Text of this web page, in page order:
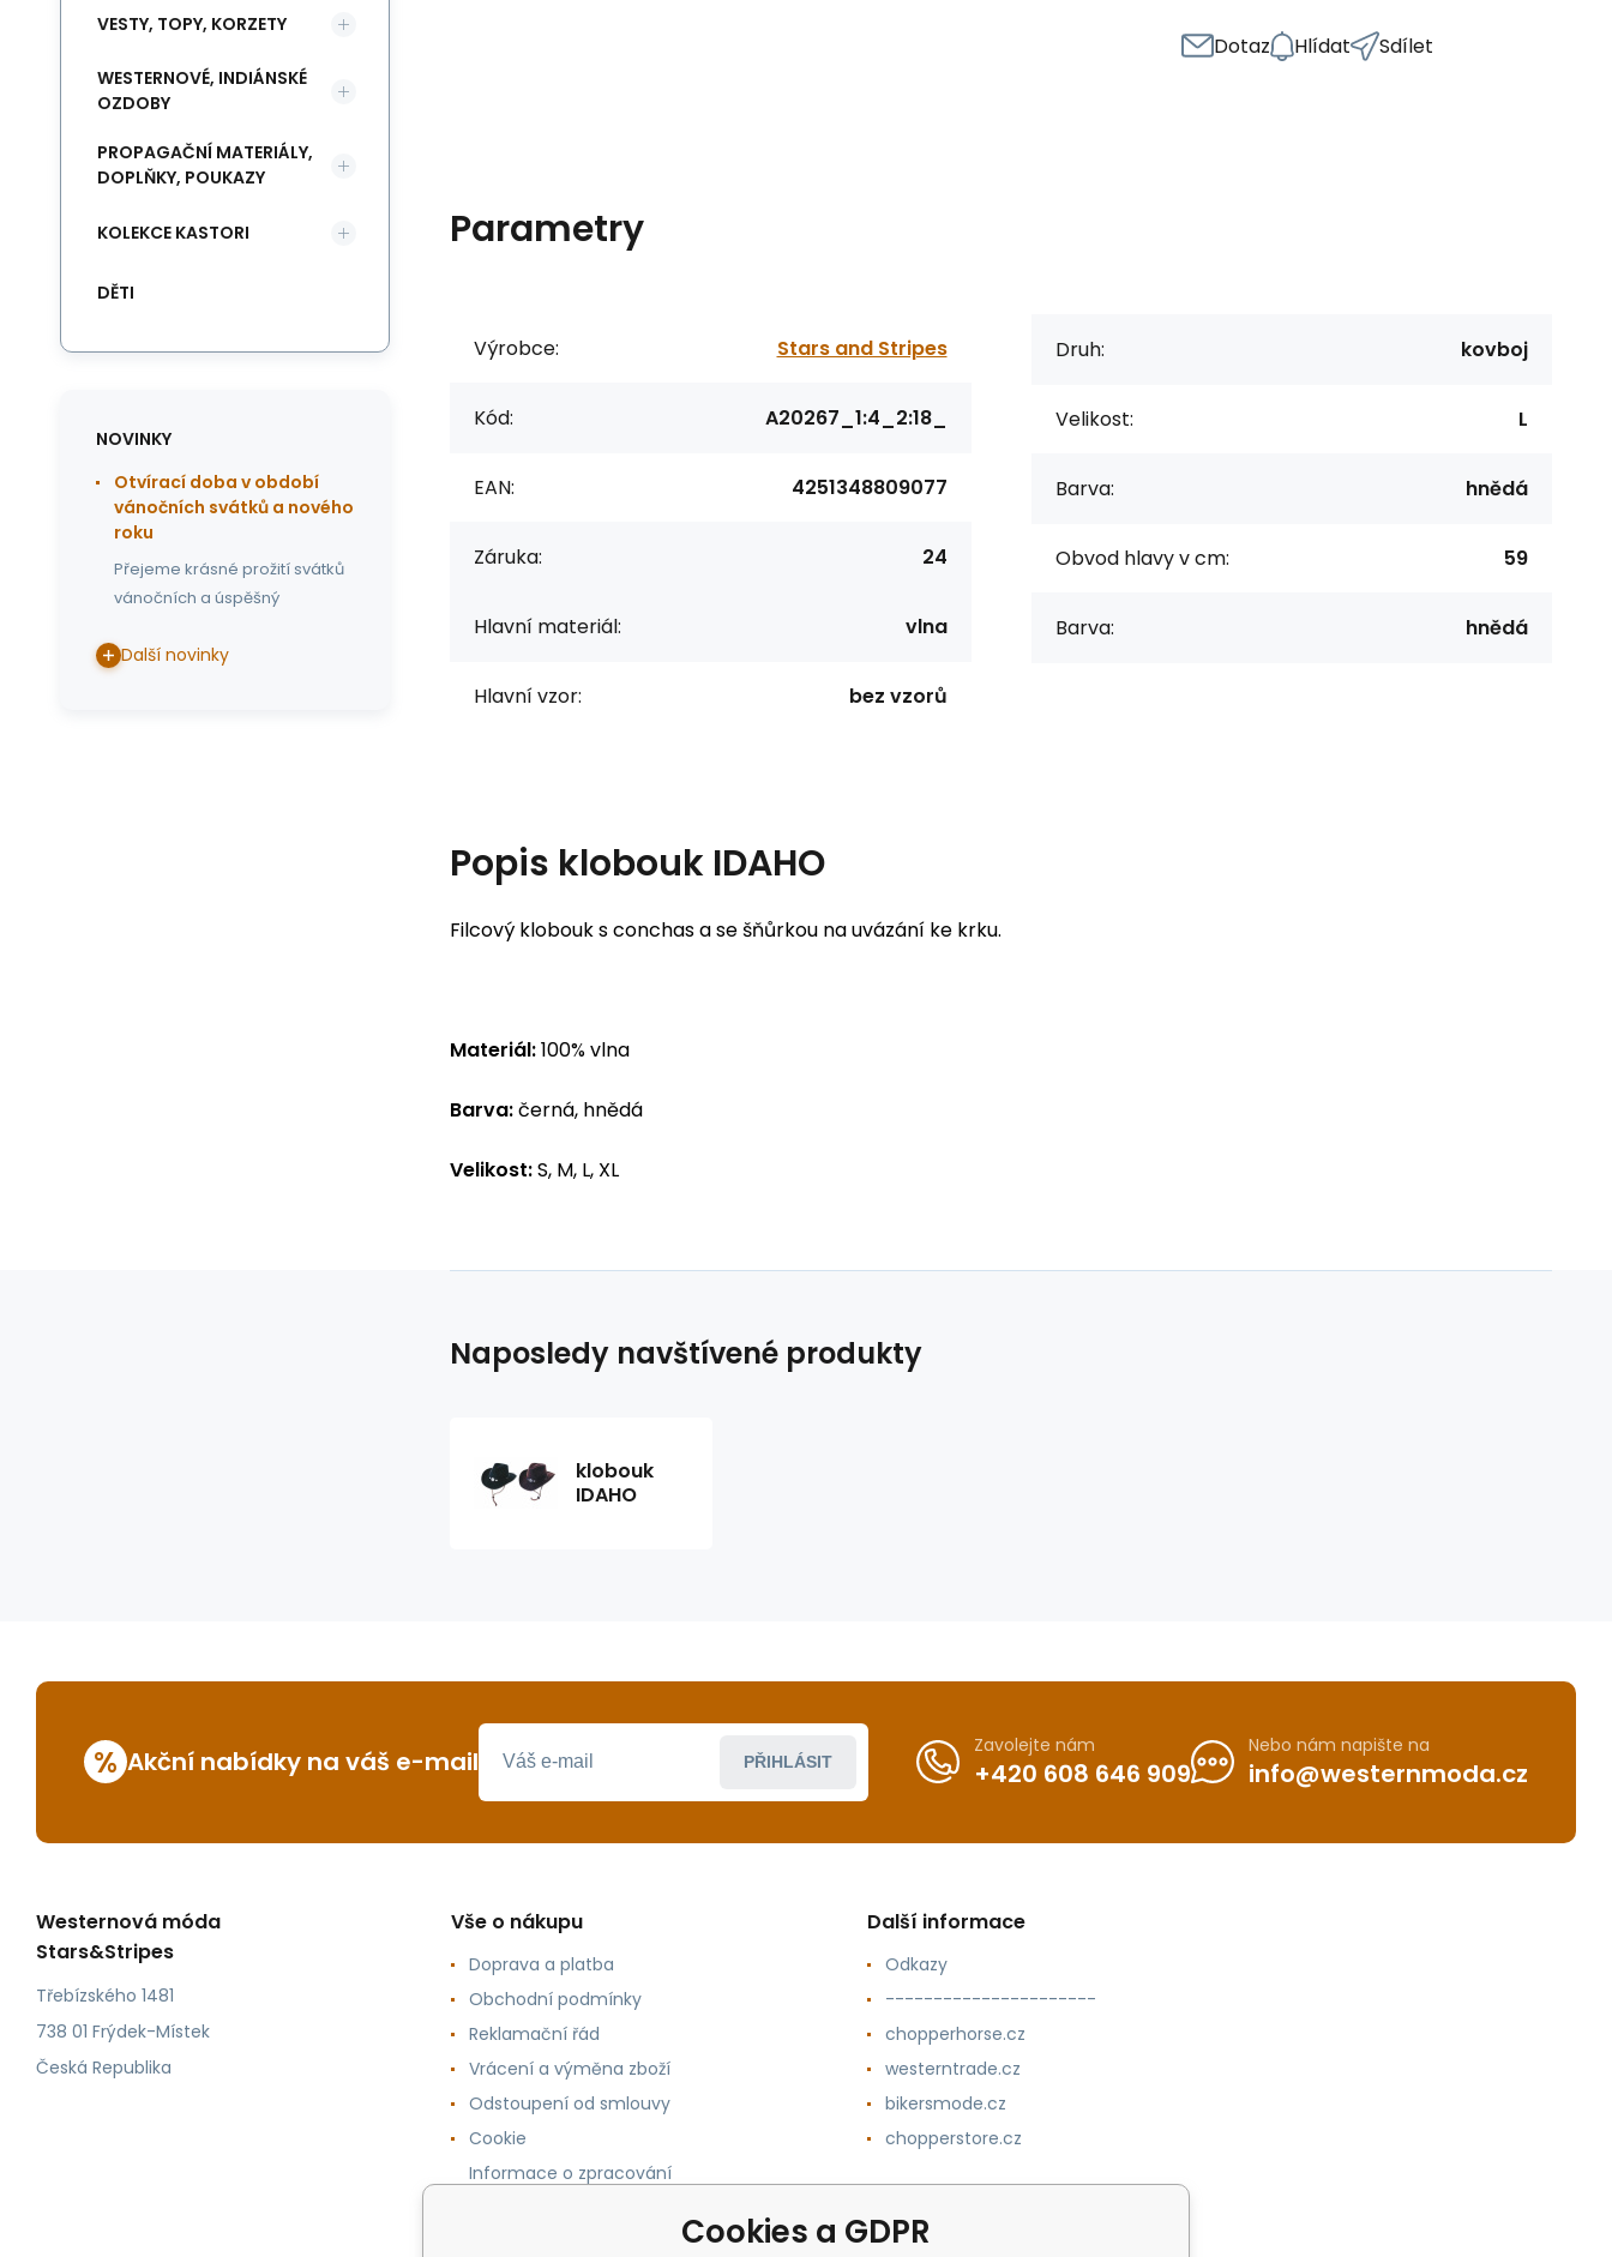
Dotaz Hlídat Sdílet
Parametry
Výrobce: Stars and Stripes
Kód: A20267_1:4_2:18_
EAN: 4251348809077
Záruka: 24
Hlavní materiál: vlna
Hlavní vzor: bez vzorů
Druh: kovboj
Velikost: L
Barva: hnědá
Obvod hlavy v cm: 59
Barva: hnědá
Popis klobouk IDAHO
Filcový klobouk s conchas a se šňůrkou na uvázání ke krku.
Materiál:100% vlna
Barva:černá, hnědá
Velikost:S, M, L, XL
VESTY, TOPY, KORZETY
WESTERNOVÉ, INDIÁNSKÉ
OZDOBY
PROPAGAČNÍ MATERIÁLY,
DOPLŇKY, POUKAZY
KOLEKCE KASTORI
DĚTI
NOVINKY
Otvírací doba v období
vánočních svátků a nového
roku
Přejeme krásné prožití svátků
vánočních a úspěšný
Další novinky
Naposledy navštívené produkty
klobouk
IDAHO
% Akční nabídky na váš e-mail PŘIHLÁSIT
Zavolejte nám
+420 608 646 909
Nebo nám napište na
info@westernmoda.cz
Westernová móda
Stars&Stripes
Třebízského 1481
738 01 Frýdek-Místek
Česká Republika
Vše o nákupu
Doprava a platba
Obchodní podmínky
Reklamační řád
Vrácení a výměna zboží
Odstoupení od smlouvy
Cookie
Informace o zpracování
Další informace
Odkazy
----------------------
chopperhorse.cz
westerntrade.cz
bikersmode.cz
chopperstore.cz
Cookies a GDPR